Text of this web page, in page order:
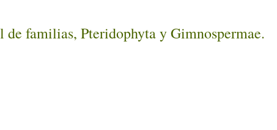
familias, Pteridophyta y Gimnospermae.